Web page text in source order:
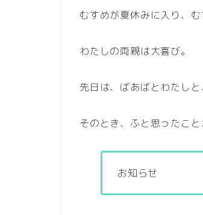
むすめが夏休みに入り、
わたしの両親は大喜び。
先日は、ばあばとわたし
そのとき、ふと思ったこと
お知らせ